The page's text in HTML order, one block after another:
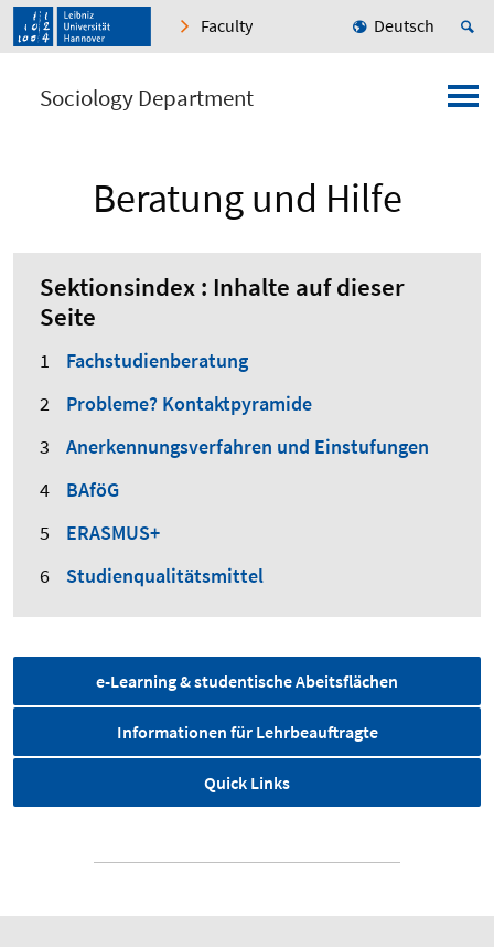
Faculty Deutsch
Sociology Department
Beratung und Hilfe
Sektionsindex : Inhalte auf dieser
Seite
Fachstudienberatung
Probleme? Kontaktpyramide
Anerkennungsverfahren und Einstufungen
BAföG
ERASMUS+
Studienqualitätsmittel
e-Learning & studentische Abeitsflächen
Informationen für Lehrbeauftragte
Quick Links